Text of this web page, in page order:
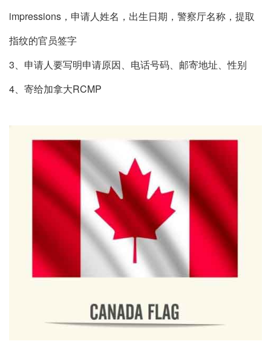
impressions，申请人姓名，出生日期，警察厅名称，提取
指纹的官员签字
3、申请人要写明申请原因、电话号码、邮寄地址、性别
4、寄给加拿大RCMP